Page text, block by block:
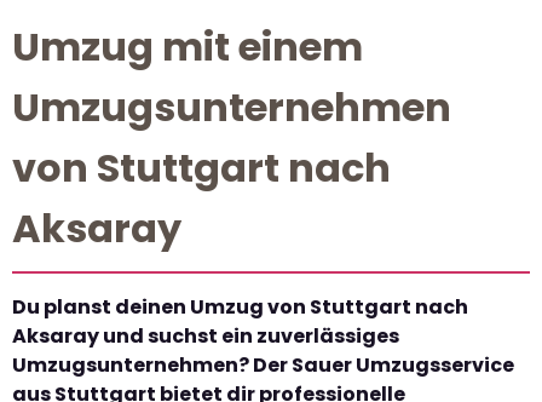
Umzug mit einem
Umzugsunternehmen
von Stuttgart nach
Aksaray
Du planst deinen Umzug von Stuttgart nach
Aksaray und suchst ein zuverlässiges
Umzugsunternehmen? Der Sauer Umzugsservice
aus Stuttgart bietet dir professionelle